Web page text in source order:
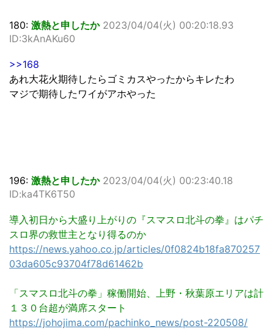
180: 激熱と申したか 2023/04/04(火) 00:20:18.93
ID:3kAnAKu60
>>168
あれ大花火期待したらゴミカスやったからキレたわ
マジで期待したワイがアホやった
196: 激熱と申したか 2023/04/04(火) 00:23:40.18
ID:ka4TK6T50
導入初日から大盛り上がりの『スマスロ北斗の拳』はパチ
スロ界の救世主となり得るのか
https://news.yahoo.co.jp/articles/0f0824b18fa870257
03da605c93704f78d61462b
「スマスロ北斗の拳」稼働開始、上野・秋葉原エリアは計
１３０台超が満席スタート
https://johojima.com/pachinko_news/post-220508/